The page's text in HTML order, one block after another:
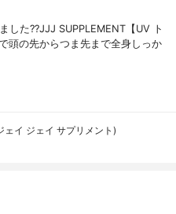
した??JJJ SUPPLEMENT【UV ト
頭の先からつま先まで全身しっか
イ ジェイ サプリメント)